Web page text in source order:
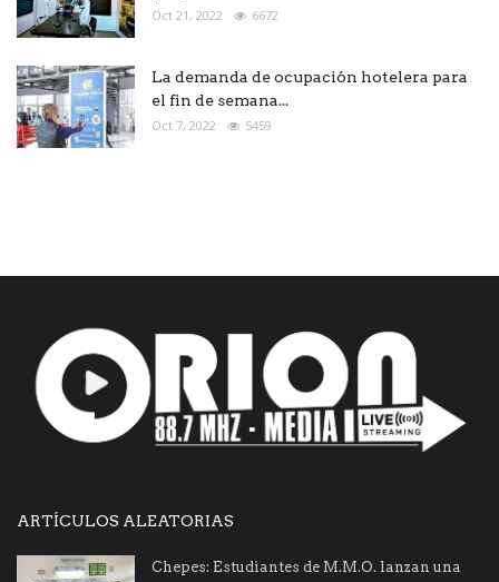
Oct 21, 2022 6672
La demanda de ocupación hotelera para
el fin de semana...
Oct 7, 2022 5459
ARTÍCULOS ALEATORIAS
Chepes: Estudiantes de M.M.O. lanzan una